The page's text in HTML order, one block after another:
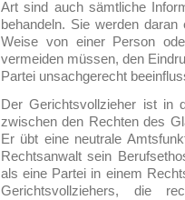
Art sind auch sämtliche
behandeln. Sie werden
Weise von einer Person
vermeiden müssen, den
Partei unsachgerecht
Der Gerichtsvollzieher ist in
zwischen den Rechten des
Er übt eine neutrale
Rechtsanwalt sein
als eine Partei in einem
Gerichtsvollziehers, die